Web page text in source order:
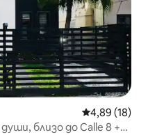
Средна
4,89 (18)
близо до Calle 8 +